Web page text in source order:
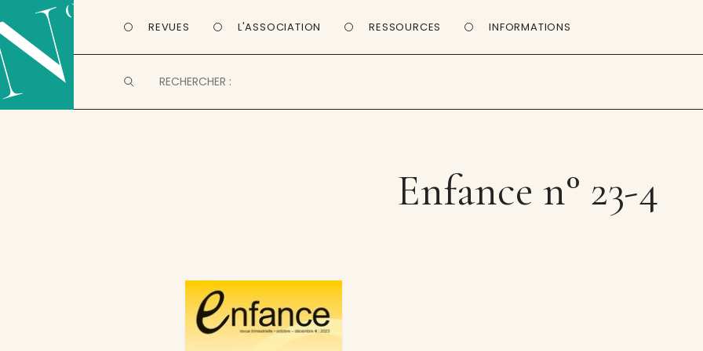
REVUES L'ASSOCIATION RESSOURCES INFORMATIONS
Enfance n° 23-4